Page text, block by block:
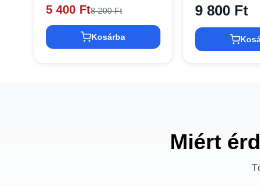
5 400 Ft8 200 Ft
Kosárba
fekete
9 800 Ft
Miért